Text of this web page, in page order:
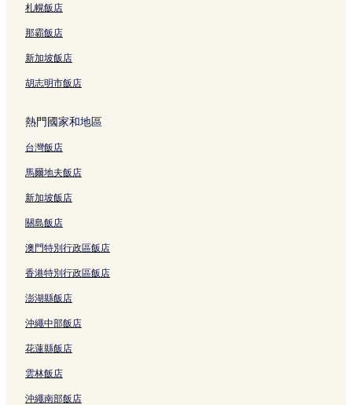
港區的飯店式公寓
港區的青年旅館
道玄坂的出租公寓
中央區的青年旅館
東京的出租公寓
東京的旅館
東京的青年旅館
東京的飯店式公寓
上野飯店
淺草演藝廳附近的飯店
四天王寺附近的飯店
谷中靈園附近的飯店
入谷站附近的飯店
札幌飯店
那霸飯店
新加坡飯店
胡志明市飯店
熱門國家和地區
台灣飯店
馬爾地夫飯店
新加坡飯店
關島飯店
澳門特別行政區飯店
香港特別行政區飯店
澎湖縣飯店
沖繩中部飯店
花蓮縣飯店
雲林飯店
沖繩南部飯店